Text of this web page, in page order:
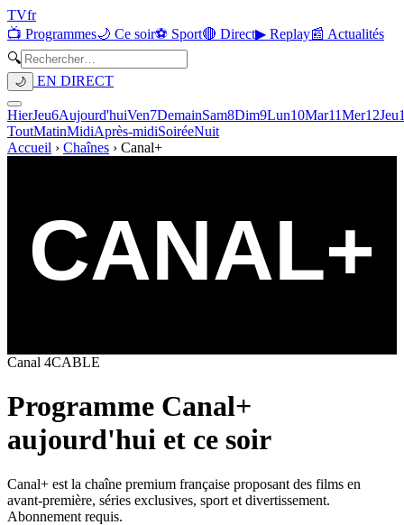
TVfr
📺 Programmes🌙 Ce soir⚽ Sport🔴 Direct▶ Replay📰 Actualités
🔍
🌙 EN DIRECT
HierJeu6Aujourd'huiVen7DemainSam8Dim9Lun10Mar11Mer12Jeu
ToutMatinMidiAprès-midiSoiréeNuit
Accueil › Chaînes › Canal+
Canal 4CABLE
Programme Canal+
aujourd'hui et ce soir
Canal+ est la chaîne premium française proposant des films en
avant-première, séries exclusives, sport et divertissement.
Abonnement requis.